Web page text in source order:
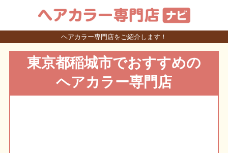
ヘアカラー専門店をご紹介します！
東京都稲城市でおすすめの
ヘアカラー専門店